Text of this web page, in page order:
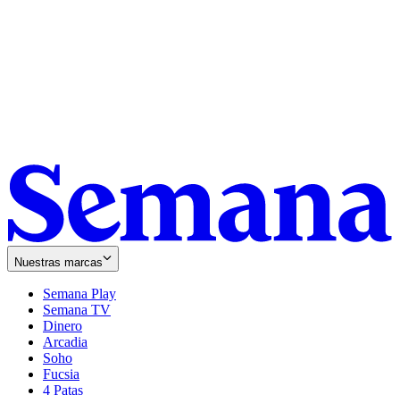
Nuestras marcas
Semana Play
Semana TV
Dinero
Arcadia
Soho
in
new
Fucsia
in
4 Patas